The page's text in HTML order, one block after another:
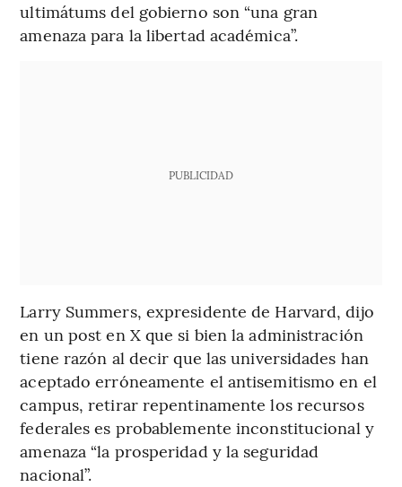
ultimátums del gobierno son “una gran
amenaza para la libertad académica”.
PUBLICIDAD
Larry Summers, expresidente de Harvard, dijo
en un post en X que si bien la administración
tiene razón al decir que las universidades han
aceptado erróneamente el antisemitismo en el
campus, retirar repentinamente los recursos
federales es probablemente inconstitucional y
amenaza “la prosperidad y la seguridad
nacional”.